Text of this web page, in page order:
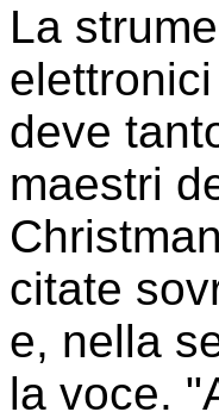
La
deve
maestri
citate
e, nella
la voce.